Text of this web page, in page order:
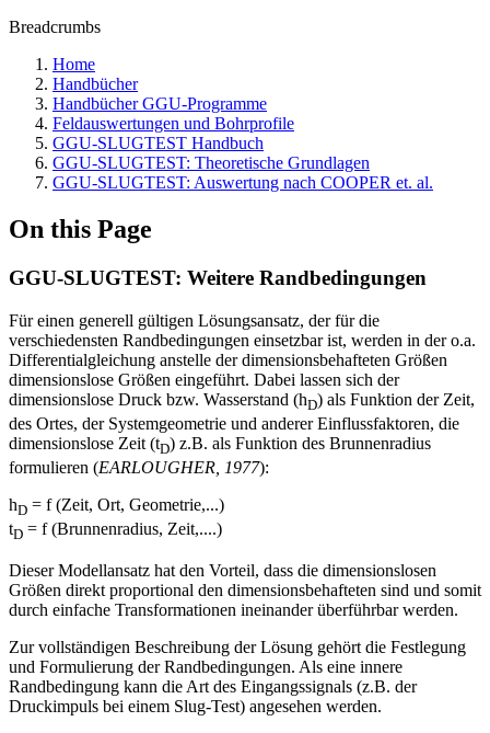
Breadcrumbs
Home
Handbücher
Handbücher GGU-Programme
Feldauswertungen und Bohrprofile
GGU-SLUGTEST Handbuch
GGU-SLUGTEST: Theoretische Grundlagen
GGU-SLUGTEST: Auswertung nach COOPER et. al.
On this Page
GGU-SLUGTEST: Weitere Randbedingungen
Für einen generell gültigen Lösungsansatz, der für die
verschiedensten Randbedingungen einsetzbar ist, werden in der o.a.
Differentialgleichung anstelle der dimensionsbehafteten Größen
dimensionslose Größen eingeführt. Dabei lassen sich der
dimensionslose Druck bzw. Wasserstand (hD) als Funktion der Zeit,
des Ortes, der Systemgeometrie und anderer Einflussfaktoren, die
dimensionslose Zeit (tD) z.B. als Funktion des Brunnenradius
formulieren (EARLOUGHER, 1977):
hD = f (Zeit, Ort, Geometrie,...)
tD = f (Brunnenradius, Zeit,....)
Dieser Modellansatz hat den Vorteil, dass die dimensionslosen
Größen direkt proportional den dimensionsbehafteten sind und somit
durch einfache Transformationen ineinander überführbar werden.
Zur vollständigen Beschreibung der Lösung gehört die Festlegung
und Formulierung der Randbedingungen. Als eine innere
Randbedingung kann die Art des Eingangssignals (z.B. der
Druckimpuls bei einem Slug-Test) angesehen werden.